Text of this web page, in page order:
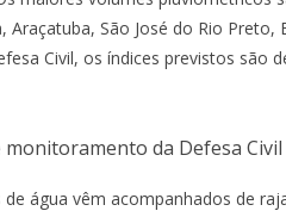
Araçatuba, São José do Rio
Civil, os índices previstos são
da Defesa Civil
água vêm acompanhados de